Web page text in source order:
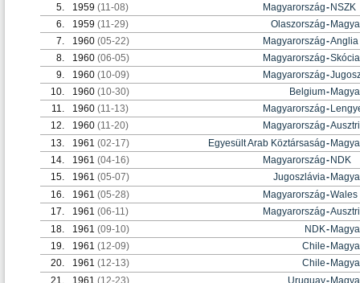
5.
1959 (11-08) Magyarország- NSZK
6.
1959 (11-29) Olaszország-
7.
1960 (05-22) Magyarország-Anglia
8.
1960 (06-05) Magyarország-Skócia
9.
1960 (10-09) Magyarország-
10.
1960 (10-30) Belgium-
11.
1960 (11-13) Magyarország-
12.
1960 (11-20) Magyarország-
13.
1961 (02-17) Egyesült Arab Köztársaság-
14.
1961 (04-16) Magyarország- NDK
15.
1961 (05-07) Jugoszlávia-
16.
1961 (05-28) Magyarország-Wales
17.
1961 (06-11) Magyarország-
18.
1961 (09-10) NDK-
19.
1961 (12-09) Chile-
20.
1961 (12-13) Chile-
21.
1961 (12-23) Uruguay-